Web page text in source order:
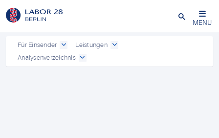
Schließen
MENU
Für Einsender
Leistungen
Analysenverzeichnis